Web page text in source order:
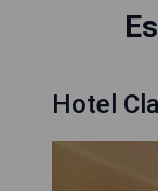
Hotel